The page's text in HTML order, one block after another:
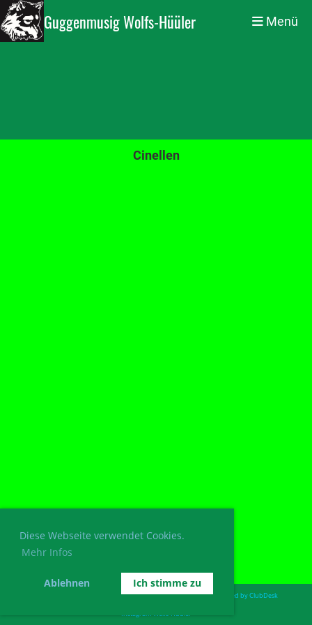
Diese Webseite verwendet Cookies.
Mehr Infos
Ablehnen Ich stimme zu
Guggenmusig Wolfs-Hüüler Menü
Cinellen
Postadresse: Guggenmusig Wolfs-Hüüler, 9427 Wolfhalden. /. Powered by ClubDesk
Instagram-Wolfs-Hüüler